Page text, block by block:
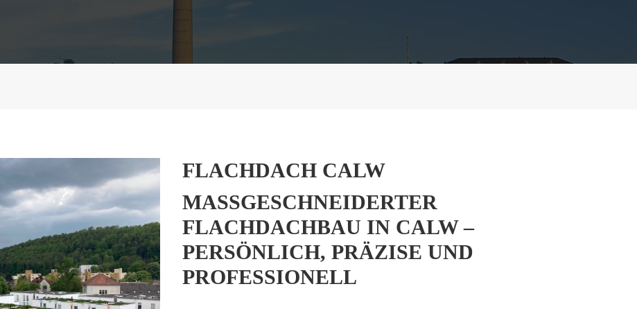
FLACHDACH CALW
MASSGESCHNEIDERTER F
LACHDACHBAU IN CALW – P
ERSÖNLICH, PRÄZISE UND P
ROFESSIONELL